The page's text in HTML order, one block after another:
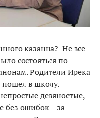
казанца? Не все
состояться по
Родители Ирека
пошел в школу.
девяностые,
без ошибок – за